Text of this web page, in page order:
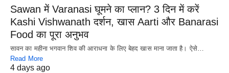
Sawan में Varanasi घूमने का प्लान? 3 दिन में करें
Kashi Vishwanath दर्शन, खास Aarti और Banarasi
Food का पूरा अनुभव
सावन का महीना भगवान शिव की आराधना के लिए बेहद खास माना जाता है। ऐसे…
Read More
4 days ago